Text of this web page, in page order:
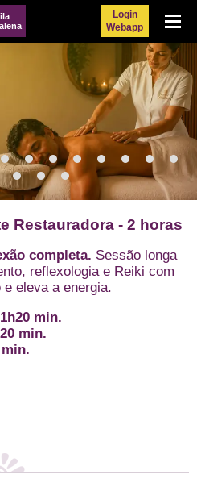
Login
WebappMenu
Restauradora - 2 horas
completa. Sessão longa
reflexologia e Reiki com
eleva a energia.
min.
min.